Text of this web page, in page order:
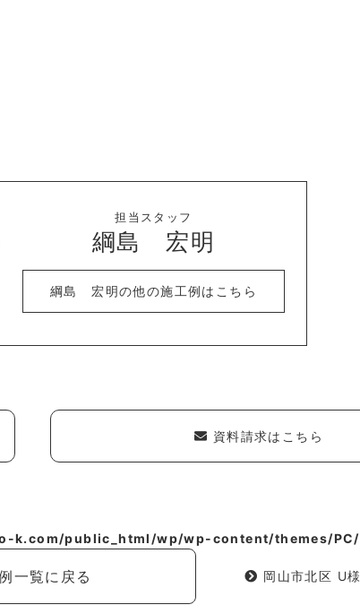
担当スタッフ
綱島 宏明
綱島 宏明の他の施工例はこちら
資料請求はこちら
k.com/public_html/wp/wp-content/themes/
一覧に戻る 岡山市北区 U